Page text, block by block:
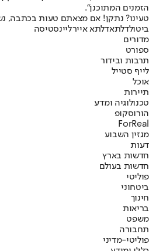
הזמנים המתוכנן".
טעינו? נתקן! אם מצאתם טעות בכתבה,
ביטולדלתאדלתא איירליינסטיסה
מדורים
ספורט
תרבות ובידור
לייף סטייל
אוכל
תיירות
טכנולוגיה ומדע
הורוסקופ
ForReal
מגזין השבוע
דעות
חדשות בארץ
חדשות בעולם
פוליטי
ביטחוני
חינוך
בריאות
משפט
תחבורה
פוליטי-מדיני